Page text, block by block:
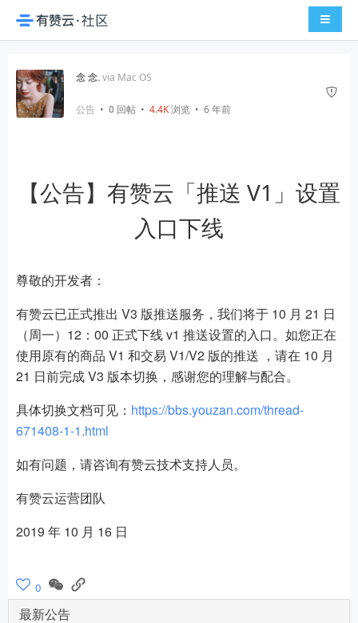
导航切
念 念.via Mac OS
公告 • 0 回帖 • 4.4K浏览 • 6 年前
【公告】有赞云「推送 V1」设置
入口下线
尊敬的开发者：
有赞云已正式推出 V3 版推送服务，我们将于 10 月 21 日
（周一）12：00 正式下线 v1 推送设置的入口。如您正在
使用原有的商品 V1 和交易 V1/V2 版的推送 ，请在 10 月
21 日前完成 V3 版本切换，感谢您的理解与配合。
具体切换文档可见： https://bbs.youzan.com/thread-
671408-1-1.html
如有问题，请咨询有赞云技术支持人员。
有赞云运营团队
2019 年 10 月 16 日
0
最新公告